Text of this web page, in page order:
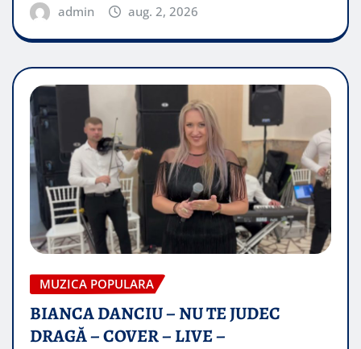
admin aug. 2, 2026
MUZICA POPULARA
BIANCA DANCIU – NU TE JUDEC
DRAGĂ – COVER – LIVE –